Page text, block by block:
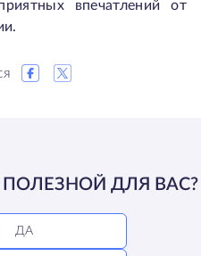
впечатлений от
ПОЛЕЗНОЙ ДЛЯ ВАС?
ДА